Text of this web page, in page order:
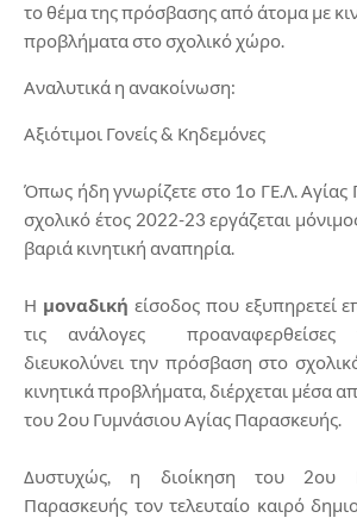
το θέμα της πρόσβασης από άτομα με
προβλήματα στο σχολικό χώρο.
Αναλυτικά η ανακοίνωση:
Αξιότιμοι Γονείς & Κηδεμόνες
Όπως ήδη γνωρίζετε στο 1ο ΓΕ.Λ. Αγίας
σχολικό έτος 2022-23 εργάζεται
βαριά κινητική αναπηρία.
Η μοναδική είσοδος που εξυπηρετεί
τις ανάλογες προαναφερθείσες
διευκολύνει την πρόσβαση στο
κινητικά προβλήματα, διέρχεται μέσα
του 2ου Γυμνάσιου Αγίας Παρασκευής.
Δυστυχώς, η διοίκηση του 2ου
Παρασκευής τον τελευταίο καιρό